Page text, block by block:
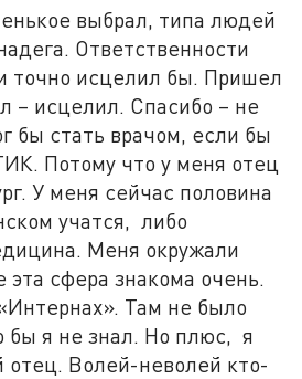
выбрал, типа людей
Ответственности
точно исцелил бы. Пришел
– исцелил. Спасибо – не
бы стать врачом, если бы
Потому что у меня отец
У меня сейчас половина
учатся, либо
Меня окружали
эта сфера знакома очень.
Там не было
бы я не знал. Но плюс, я
Волей-неволей кто-